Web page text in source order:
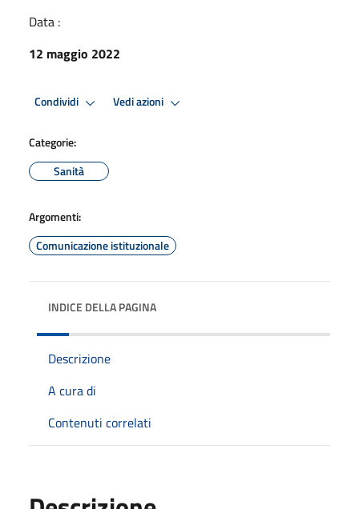
Data :
12 maggio 2022
Condividi Vedi azioni
Categorie:
Sanità
Argomenti:
Comunicazione istituzionale
INDICE DELLA PAGINA
Descrizione
A cura di
Contenuti correlati